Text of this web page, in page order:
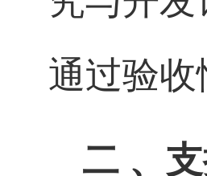
通过验
二 、